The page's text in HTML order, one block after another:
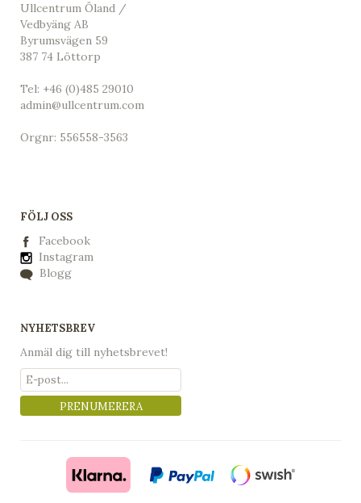
Ullcentrum Öland /
Vedbyäng AB
Byrumsvägen 59
387 74 Löttorp
Tel: +46 (0)485 29010
admin@ullcentrum.com
Orgnr: 556558-3563
FÖLJ OSS
Facebook
Instagram
Blogg
NYHETSBREV
Anmäl dig till nyhetsbrevet!
PRENUMERERA